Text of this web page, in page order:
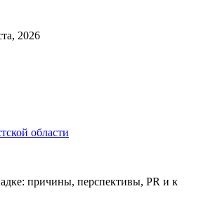
2026
области
причины, перспективы, PR и к